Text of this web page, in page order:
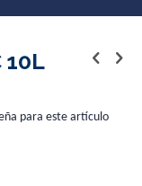
10L
para este artículo